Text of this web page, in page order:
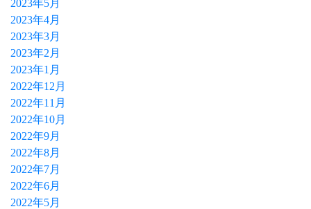
2023年5月
2023年4月
2023年3月
2023年2月
2023年1月
2022年12月
2022年11月
2022年10月
2022年9月
2022年8月
2022年7月
2022年6月
2022年5月